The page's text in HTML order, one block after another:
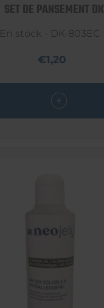
SET DE PANSEMENT DK
En stock - DK-803EC
€1,20